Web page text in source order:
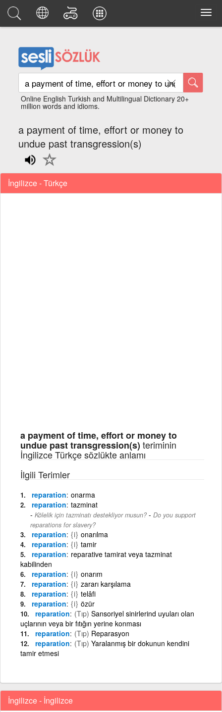
Online English Turkish and Multilingual Dictionary 20+
million words and idioms.
a payment of time, effort or money to
undue past transgression(s)
İngilizce - Türkçe
a payment of time, effort or money to
undue past transgression(s) teriminin
İngilizce Türkçe sözlükte anlamı
İlgili Terimler
reparation onarma
reparation tazminat
Kölelik için tazminatı destekliyor musun? - Do you support
reparations for slavery?
reparation {i} onarılma
reparation {i} tamir
reparation reparative tamirat veya tazminat
kabilinden
reparation {i} onarım
reparation {i} zararı karşılama
reparation {i} telâfi
reparation {i} özür
reparation (Tıp) Sansoriyel sinirlerind uyuları olan
uçlarının veya bir fıtığın yerine konması
reparation (Tıp) Reparasyon
reparation (Tıp) Yaralanmış bir dokunun kendini
tamir etmesi
İngilizce - İngilizce